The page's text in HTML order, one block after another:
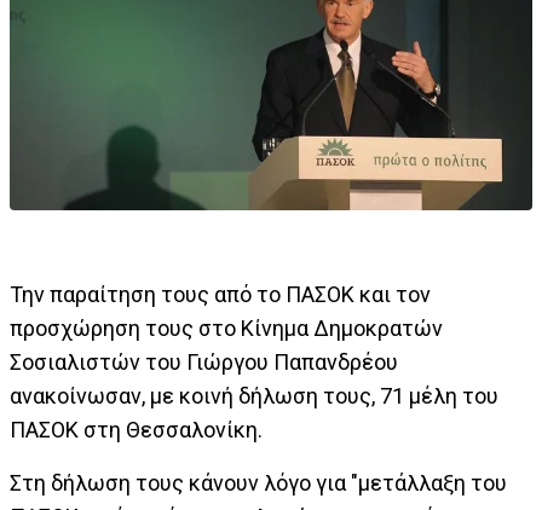
Την παραίτηση τους από το ΠΑΣΟΚ και τον
προσχώρηση τους στο Κίνημα Δημοκρατών
Σοσιαλιστών του Γιώργου Παπανδρέου
ανακοίνωσαν, με κοινή δήλωση τους, 71 μέλη του
ΠΑΣΟΚ στη Θεσσαλονίκη.
Στη δήλωση τους κάνουν λόγο για "μετάλλαξη του